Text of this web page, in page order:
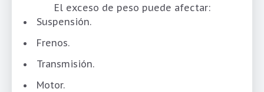
El exceso de peso puede afectar:
Suspensión.
Frenos.
Transmisión.
Motor.